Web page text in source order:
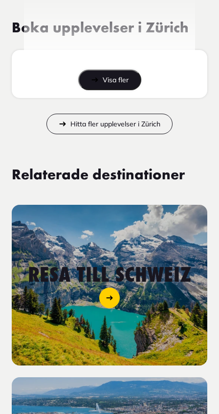
Boka upplevelser i Zürich
Visa fler
Hitta fler upplevelser i Zürich
Relaterade destinationer
RESA TILL SCHWEIZ